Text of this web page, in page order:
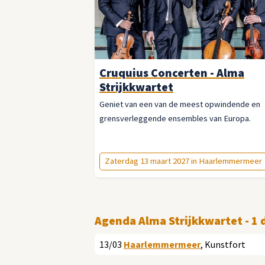
Cruquius Concerten - Alma
Strijkkwartet
Geniet van een van de meest opwindende en
grensverleggende ensembles van Europa.
Zaterdag 13 maart 2027 in Haarlemmermeer
Agenda Alma Strijkkwartet - 1
13/03 Haarlemmermeer, Kunstfort